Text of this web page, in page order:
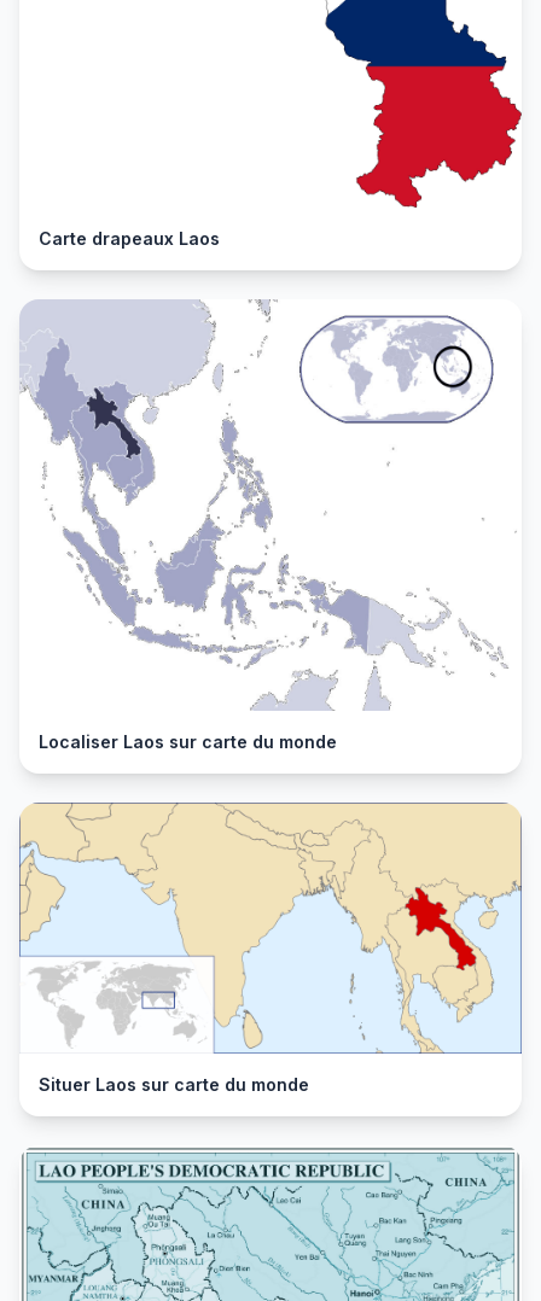
Carte drapeaux Laos
Localiser Laos sur carte du monde
Situer Laos sur carte du monde